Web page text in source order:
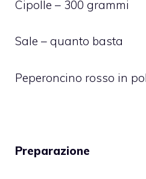
Cipolle – 300 grammi
Sale – quanto basta
Peperoncino rosso in
Preparazione